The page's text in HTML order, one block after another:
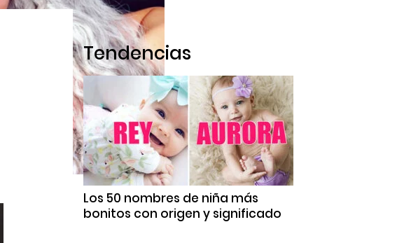
Tendencias
Los 50 nombres de niña más
bonitos con origen y significado